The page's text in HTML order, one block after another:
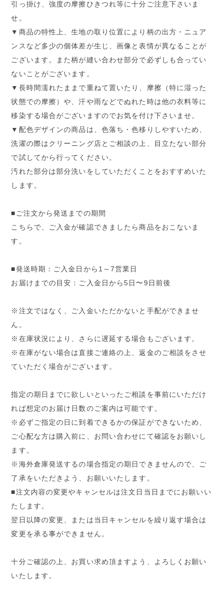
引っ掛け、強度の摩擦ひきつれ等に十分ご注意下さいま
せ。
▼商品の特性上、生地の取り位置により柄の出方・ニュア
ンスなど多少の個体差が生じ、画像と表情が異なることが
ございます。また柄が縫い合わせ部分で必ずしも合ってい
ないことがございます。
▼長時間濡れたままで重ねて置いたり、摩擦（特に湿った
状態での摩擦）や、汗や雨などでぬれた時は他の衣料等に
移染する場合がございますのでお気を付け下さいませ。
▼配色デザインの商品は、色落ち・色移りしやすいため、
洗濯の際はクリーニング店とご相談の上、目立たない部分
で試してから行ってください。
汚れた部分は部分洗いをしていただくことをおすすめいた
します。
■ご注文から発送までの期間
こちらで、ご入金が確認できましたら商品をおこないま
す。
■発送時期：ご入金日から1～7営業日
お届けまでの目安：ご入金日から5日〜9日前後
※注文ではなく、ご入金いただかないと手配ができませ
ん。
※在庫状況により、さらに遅延する場合もございます。
※在庫がない場合は直接ご連絡の上、返金のご相談をさせ
ていただく場合がございます。
指定の期日までに欲しいといったご相談を事前にいただけ
れば想定のお届け日数のご案内は可能です。
※必ずご指定の日に到着できるかの保証ができないため、
ご心配な方は購入前に、お問い合わせにて確認をお願いし
ます。
※海外倉庫発送するの場合指定の期日できませんので、ご
了承をいただきよう、お願いいたします。
■注文内容の変更やキャンセルは注文日当日までにお願いい
たします。
翌日以降の変更、または当日キャンセルを繰り返す場合は
変更を承る事ができません。
十分ご確認の上、お買い求め頂ますよう、よろしくお願い
いたします。